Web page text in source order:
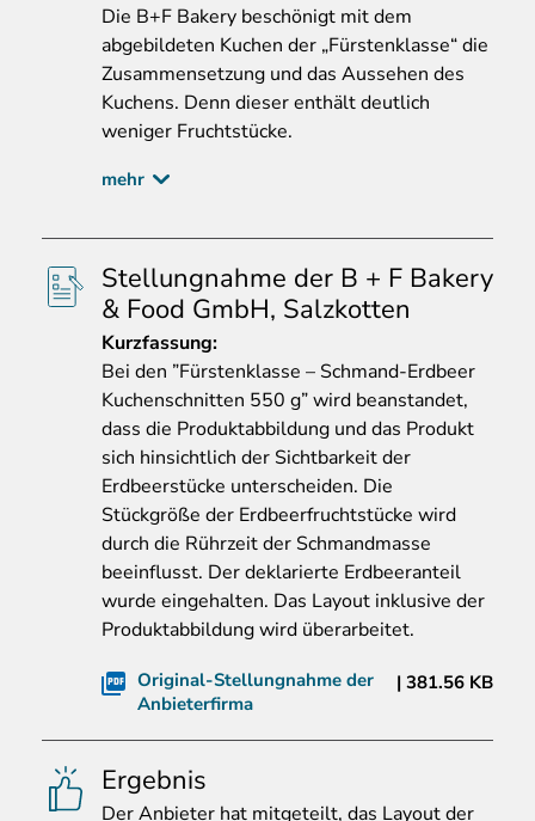
Die B+F Bakery beschönigt mit dem
abgebildeten Kuchen der „Fürstenklasse“ die
Zusammensetzung und das Aussehen des
Kuchens. Denn dieser enthält deutlich
weniger Fruchtstücke.
mehr
Stellungnahme der B + F Bakery
& Food GmbH, Salzkotten
Kurzfassung:
Bei den ”Fürstenklasse – Schmand-Erdbeer
Kuchenschnitten 550 g” wird beanstandet,
dass die Produktabbildung und das Produkt
sich hinsichtlich der Sichtbarkeit der
Erdbeerstücke unterscheiden. Die
Stückgröße der Erdbeerfruchtstücke wird
durch die Rührzeit der Schmandmasse
beeinflusst. Der deklarierte Erdbeeranteil
wurde eingehalten. Das Layout inklusive der
Produktabbildung wird überarbeitet.
Original-Stellungnahme der
Anbieterfirma
381.56 KB
Ergebnis
DerAnbieter hat mitgeteilt, das Layout der